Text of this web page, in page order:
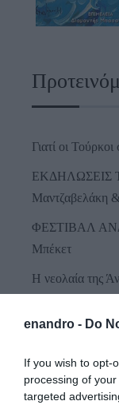
enandro - Do
If you wish to opt-
processing of
targeted
Γιατί οι
ΕΚΔΗΛΩΣΕΙΣ
Μαντζαβελάκη
ΦΕΣΤΙΒΑΛ
Μπέκετ
Η νεολαία της
ΡΑΦΗΝΑ –